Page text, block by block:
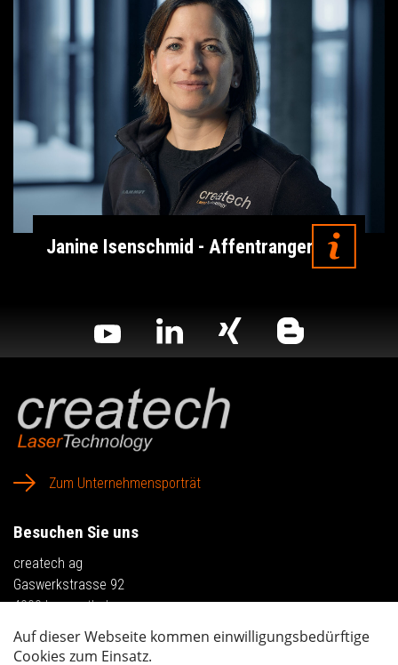
Janine Isenschmid - Affentranger
Zum Unternehmensporträt
Besuchen Sie uns
createch ag
Gaswerkstrasse 92
4900 Langenthal
Anfahrt planen